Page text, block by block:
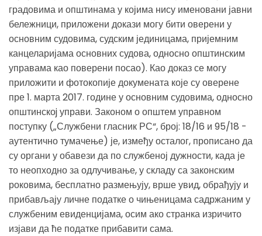
градовима и општинама у којима нису именовани јавни
бележници, приложени докази могу бити оверени у
основним судовима, судским јединицама, пријемним
канцеларијама основних судова, односно општинским
управама као поверени посао). Као доказ се могу
приложити и фотокопије докумената које су оверене
пре 1. марта 2017. године у основним судовима, односно
општинскоj управи. Законом о општем управном
поступку („Службени гласник РС“, број: 18/16 и 95/18 -
аутентично тумачење) је, између осталог, прописано да
су органи у обавези да по службеној дужности, када је
то неопходно за одлучивање, у складу са законским
роковима, бесплатно размењују, врше увид, обрађују и
прибављају личне податке о чињеницама садржаним у
службеним евиденцијама, осим ако странка изричито
изјави да ће податке прибавити сама.